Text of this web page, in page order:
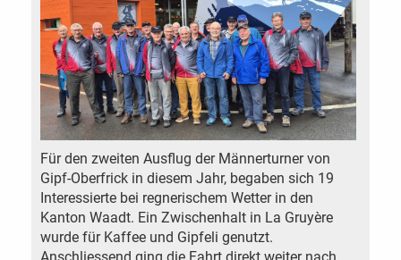
Für den zweiten Ausflug der Männerturner von
Gipf-Oberfrick in diesem Jahr, begaben sich 19
Interessierte bei regnerischem Wetter in den
Kanton Waadt. Ein Zwischenhalt in La Gruyère
wurde für Kaffee und Gipfeli genutzt.